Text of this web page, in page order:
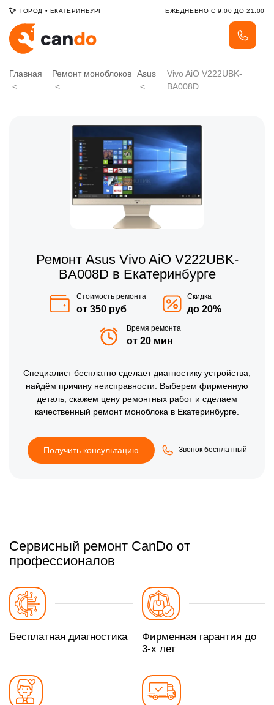
ГОРОД • ЕКАТЕРИНБУРГ ЕЖЕДНЕВНО С 9:00 ДО 21:00
Главная Ремонт моноблоков Asus
Vivo AiO V222UBK-
BA008D
Ремонт Asus Vivo AiO V222UBK-
BA008D в Екатеринбурге
Стоимость ремонта
от 350 руб
Скидка
до 20%
Время ремонта
от 20 мин
Специалист бесплатно сделает диагностику устройства,
найдём причину неисправности. Выберем фирменную
деталь, скажем цену ремонтных работ и сделаем
качественный ремонт моноблока в Екатеринбурге.
Получить консультацию Звонок бесплатный
Сервисный ремонт CanDo от
профессионалов
Бесплатная диагностика
Фирменная гарантия до
3-х лет